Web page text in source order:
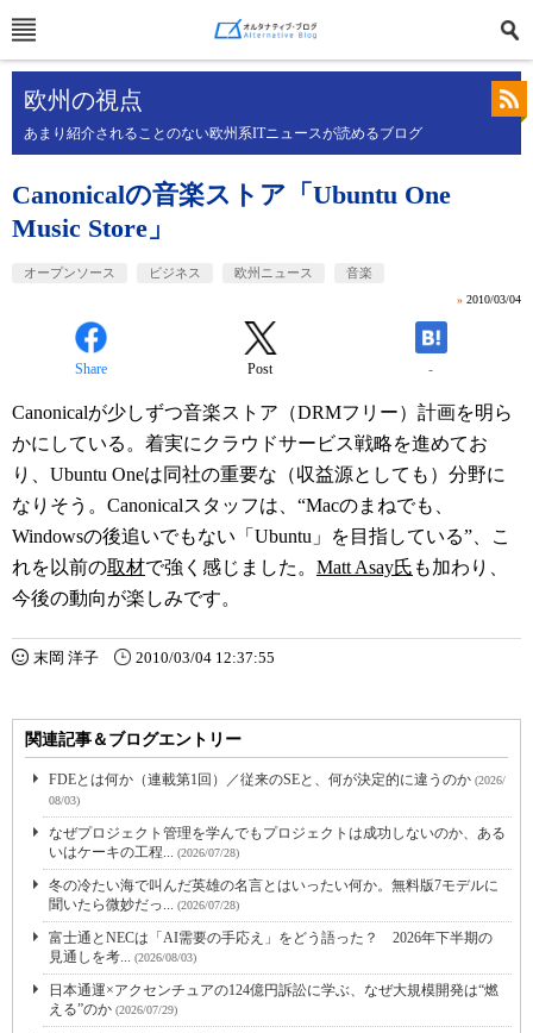
欧州の視点
あまり紹介されることのない欧州系ITニュースが読めるブログ
Canonicalの音楽ストア「Ubuntu One
Music Store」
オープンソース ビジネス 欧州ニュース 音楽
» 2010/03/04
Share Post -
Canonicalが少しずつ音楽ストア（DRMフリー）計画を明ら
かにしている。着実にクラウドサービス戦略を進めてお
り、Ubuntu Oneは同社の重要な（収益源としても）分野に
なりそう。Canonicalスタッフは、“Macのまねでも、
Windowsの後追いでもない「Ubuntu」を目指している”、こ
れを以前の取材で強く感じました。 Matt Asay氏 も加わり、
今後の動向が楽しみです。
末岡 洋子 2010/03/04 12:37:55
関連記事＆ブログエントリー
FDEとは何か（連載第1回）／従来のSEと、何が決定的に違うのか (2026/
08/03)
なぜプロジェクト管理を学んでもプロジェクトは成功しないのか、ある
いはケーキの工程... (2026/07/28)
冬の冷たい海で叫んだ英雄の名言とはいったい何か。無料版7モデルに
聞いたら微妙だっ... (2026/07/28)
富士通とNECは「AI需要の手応え」をどう語った？ 2026年下半期の
見通しを考... (2026/08/03)
日本通運×アクセンチュアの124億円訴訟に学ぶ、なぜ大規模開発は“燃
える”のか (2026/07/29)